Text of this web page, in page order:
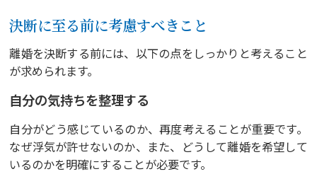
決断に至る前に考慮すべきこと
離婚を決断する前には、以下の点をしっかりと考えること
が求められます。
自分の気持ちを整理する
自分がどう感じているのか、再度考えることが重要です。
なぜ浮気が許せないのか、また、どうして離婚を希望して
いるのかを明確にすることが必要です。